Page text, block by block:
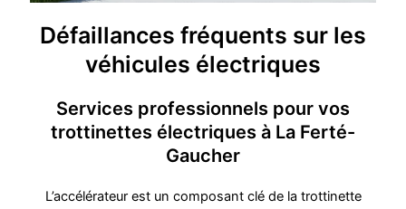
Défaillances fréquents sur les
véhicules électriques
Services professionnels pour vos
trottinettes électriques à La Ferté-
Gaucher
L’accélérateur est un composant clé de la trottinette